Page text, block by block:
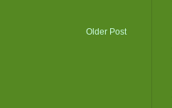
Older Post